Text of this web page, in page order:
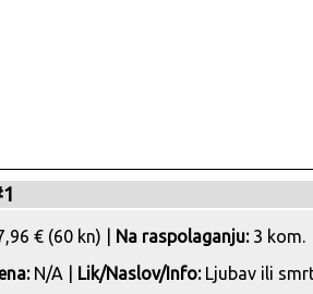
€ (60 kn) | Na raspolaganju:3 kom.
N/A | Lik/Naslov/Info:Ljubav ili